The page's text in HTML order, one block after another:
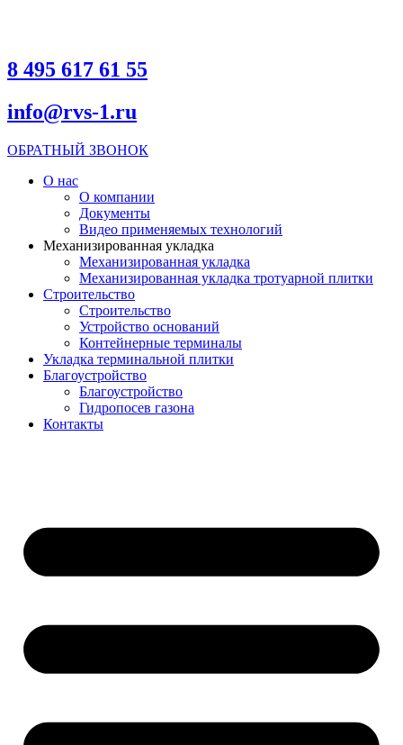
8 495 617 61 55
info@rvs-1.ru
ОБРАТНЫЙ ЗВОНОК
О нас
О компании
Документы
Видео применяемых технологий
Механизированная укладка
Механизированная укладка
Механизированная укладка тротуарной плитки
Строительство
Строительство
Устройство оснований
Контейнерные терминалы
Укладка терминальной плитки
Благоустройство
Благоустройство
Гидропосев газона
Контакты